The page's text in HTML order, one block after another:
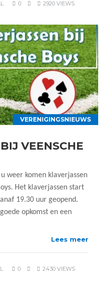
0 2920 VIEWS
VERENIGINGSNIEUWS
VEENSCHE
weer komen klaverjassen
Het klaverjassen start
19.30 uur geopend.
opkomst en een
Lees meer
0 2430 VIEWS